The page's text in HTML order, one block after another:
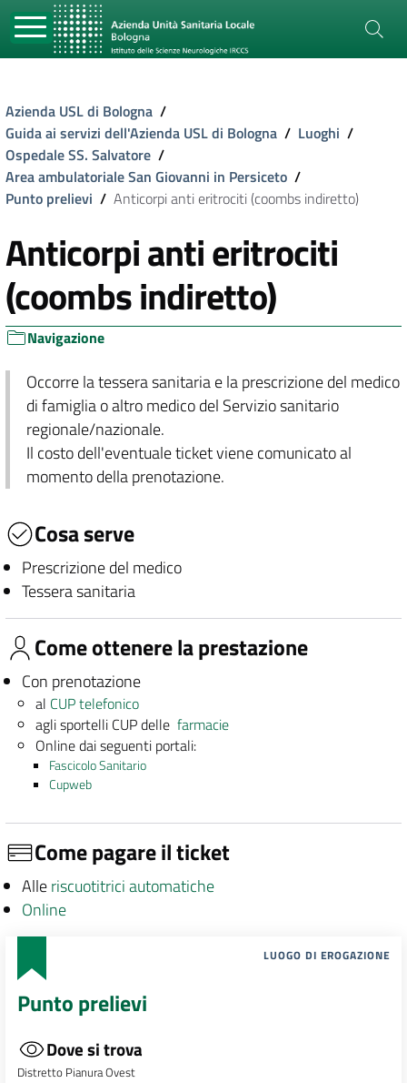
Azienda USL di Bologna /
Guida ai servizi dell'Azienda USL di Bologna / Luoghi /
Ospedale SS. Salvatore /
Area ambulatoriale San Giovanni in Persiceto /
Punto prelievi / Anticorpi anti eritrociti (coombs indiretto)
Anticorpi anti eritrociti
(coombs indiretto)
Navigazione
Occorre la tessera sanitaria e la prescrizione del medico
di famiglia o altro medico del Servizio sanitario
regionale/nazionale.
Il costo dell'eventuale ticket viene comunicato al
momento della prenotazione.
Cosa serve
Prescrizione del medico
Tessera sanitaria
Come ottenere la prestazione
Con prenotazione
al CUP telefonico
agli sportelli CUP dellefarmacie
Online dai seguenti portali:
Fascicolo Sanitario
Cupweb
Come pagare il ticket
Alleriscuotitrici automatiche
Online
LUOGO DI EROGAZIONE
Punto prelievi
Dove si trova
Distretto Pianura Ovest